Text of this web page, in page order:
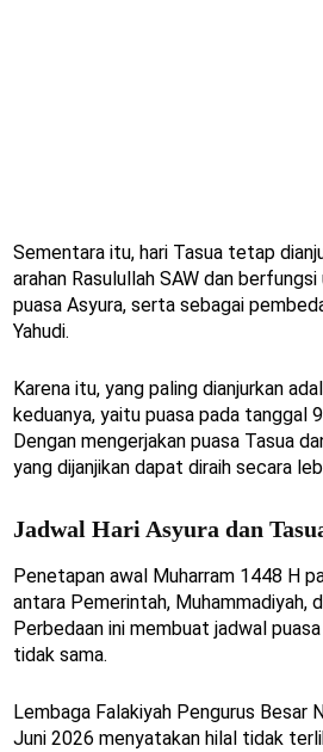
Sementara itu, hari Tasua tetap
arahan Rasulullah SAW dan
puasa Asyura, serta sebagai
Yahudi.
Karena itu, yang paling dianjurkan
keduanya, yaitu puasa pada tanggal
Dengan mengerjakan puasa Tasua
yang dijanjikan dapat diraih secara
Jadwal Hari Asyura dan
Penetapan awal Muharram 1448 H
antara Pemerintah, Muhammadiyah,
Perbedaan ini membuat jadwal
tidak sama.
Lembaga Falakiyah Pengurus Besar
Juni 2026 menyatakan hilal tidak